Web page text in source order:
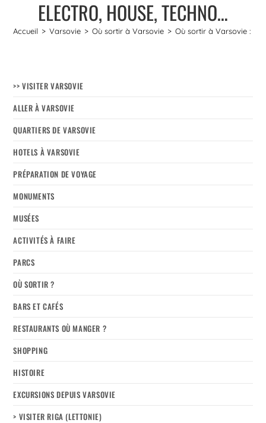
ELECTRO, HOUSE, TECHNO…
Accueil > Varsovie > Où sortir à Varsovie > Où sortir à Varsovie : 6
>> VISITER VARSOVIE
ALLER À VARSOVIE
QUARTIERS DE VARSOVIE
HOTELS À VARSOVIE
PRÉPARATION DE VOYAGE
MONUMENTS
MUSÉES
ACTIVITÉS À FAIRE
PARCS
OÙ SORTIR ?
BARS ET CAFÉS
RESTAURANTS OÙ MANGER ?
SHOPPING
HISTOIRE
EXCURSIONS DEPUIS VARSOVIE
> VISITER RIGA (LETTONIE)